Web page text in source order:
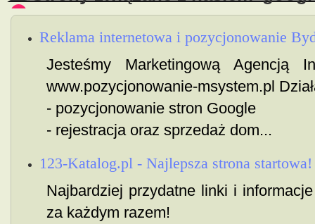
Reklama internetowa i pozycjonowanie
Jesteśmy Marketingową Agencją
www.pozycjonowanie-msystem.pl
- pozycjonowanie stron Google
- rejestracja oraz sprzedaż dom...
123-Katalog.pl - Najlepsza strona
Najbardziej przydatne linki i
za każdym razem!